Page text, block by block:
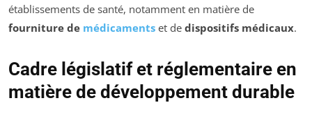
établissements de santé, notamment en matière de
fourniture de médicaments et de dispositifs médicaux.
Cadre législatif et réglementaire en
matière de développement durable